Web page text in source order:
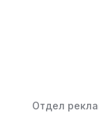
Отдел